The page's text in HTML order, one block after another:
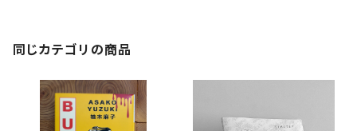
同じカテゴリの商品